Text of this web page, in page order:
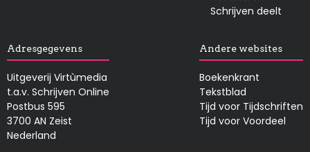
Schrijven deelt
Adresgegevens
Uitgeverij Virtùmedia
t.a.v. Schrijven Online
Postbus 595
3700 AN Zeist
Nederland
Andere websites
Boekenkrant
Tekstblad
Tijd voor Tijdschriften
Tijd voor Voordeel